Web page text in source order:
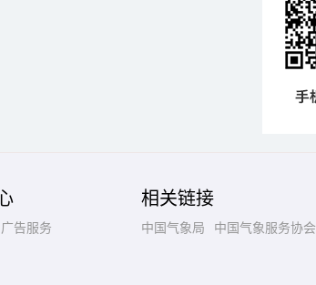
广告服务
相关链接
中国气象局 中国气象服务协会